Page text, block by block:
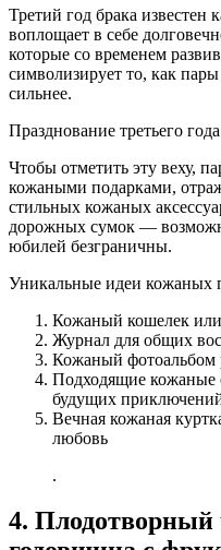
Третий год брака
воплощает в себе
которые со временем
символизирует то, как
сильнее.
Празднование третьего года
Чтобы отметить эту веху,
кожаными подарками,
стильных кожаных
дорожных сумок —
юбилей безграничны.
Уникальные идеи кожаных
Кожаный кошелек или
Журнал для общих
Кожаный фотоальбом
Подходящие кожаные
будущих
Вечная кожаная
любовь
.
4. Плодотворный